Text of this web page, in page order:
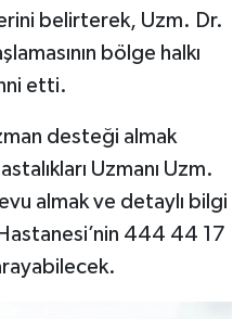
belirterek, Uzm. Dr.
bölge halkı
etti.
desteği almak
Uzmanı Uzm.
almak ve detaylı bilgi
444 44 17